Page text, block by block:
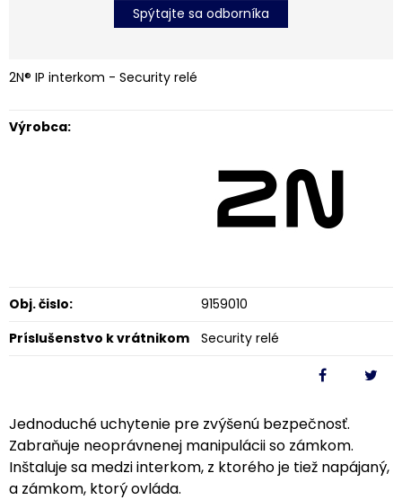
Spýtajte sa odborníka
2N® IP interkom - Security relé
Výrobca:
Obj. čislo:
9159010
Príslušenstvo k vrátnikom
Security relé
Jednoduché uchytenie pre zvýšenú bezpečnosť.
Zabraňuje neoprávnenej manipulácii so zámkom.
Inštaluje sa medzi interkom, z ktorého je tiež napájaný,
a zámkom, ktorý ovláda.